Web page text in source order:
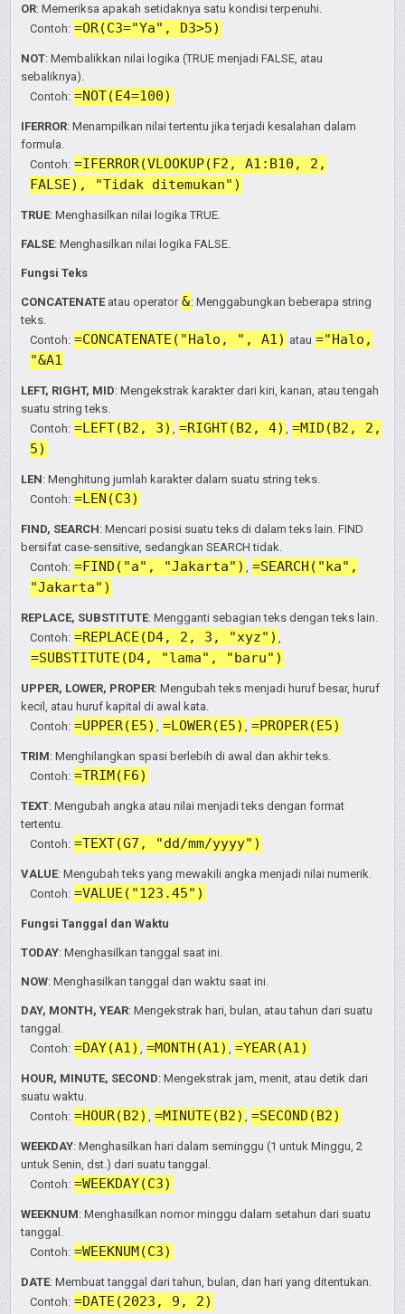
OR: Memeriksa apakah setidaknya satu kondisi terpenuhi.
Contoh: =OR(C3="Ya", D3>5)
NOT: Membalikkan nilai logika (TRUE menjadi FALSE, atau
sebaliknya).
Contoh: =NOT(E4=100)
IFERROR: Menampilkan nilai tertentu jika terjadi kesalahan dalam
formula.
Contoh: =IFERROR(VLOOKUP(F2, A1:B10, 2,
FALSE), "Tidak ditemukan")
TRUE: Menghasilkan nilai logika TRUE.
FALSE: Menghasilkan nilai logika FALSE.
Fungsi Teks
CONCATENATE atau operator &: Menggabungkan beberapa string
teks.
Contoh: =CONCATENATE("Halo, ", A1) atau ="Halo,
"&A1
LEFT, RIGHT, MID: Mengekstrak karakter dari kiri, kanan, atau tengah
suatu string teks.
Contoh: =LEFT(B2, 3) =RIGHT(B2, 4)
=MID(B2, 2,
5)
LEN: Menghitung jumlah karakter dalam suatu string teks.
Contoh: =LEN(C3)
FIND, SEARCH: Mencari posisi suatu teks di dalam teks lain. FIND
bersifat case-sensitive, sedangkan SEARCH tidak.
Contoh: =FIND("a", "Jakarta")
=SEARCH("ka",
"Jakarta")
REPLACE, SUBSTITUTE: Mengganti sebagian teks dengan teks lain.
Contoh: =REPLACE(D4, 2, 3, "xyz")
=SUBSTITUTE(D4, "lama", "baru")
UPPER, LOWER, PROPER: Mengubah teks menjadi huruf besar, huruf
kecil, atau huruf kapital di awal kata.
Contoh: =UPPER(E5) =LOWER(E5) =PROPER(E5)
TRIM: Menghilangkan spasi berlebih di awal dan akhir teks.
Contoh: =TRIM(F6)
TEXT: Mengubah angka atau nilai menjadi teks dengan format
tertentu.
Contoh: =TEXT(G7, "dd/mm/yyyy")
VALUE: Mengubah teks yang mewakili angka menjadi nilai numerik.
Contoh: =VALUE("123.45")
Fungsi Tanggal dan Waktu
TODAY: Menghasilkan tanggal saat ini.
NOW: Menghasilkan tanggal dan waktu saat ini.
DAY, MONTH, YEAR: Mengekstrak hari, bulan, atau tahun dari suatu
tanggal.
Contoh: =DAY(A1) =MONTH(A1) =YEAR(A1)
HOUR, MINUTE, SECOND: Mengekstrak jam, menit, atau detik dari
suatu waktu.
Contoh: =HOUR(B2) =MINUTE(B2) =SECOND(B2)
WEEKDAY: Menghasilkan hari dalam seminggu (1 untuk Minggu, 2
untuk Senin, dst.) dari suatu tanggal.
Contoh: =WEEKDAY(C3)
WEEKNUM: Menghasilkan nomor minggu dalam setahun dari suatu
tanggal.
Contoh: =WEEKNUM(C3)
DATE: Membuat tanggal dari tahun, bulan, dan hari yang ditentukan.
Contoh: =DATE(2023, 9, 2)